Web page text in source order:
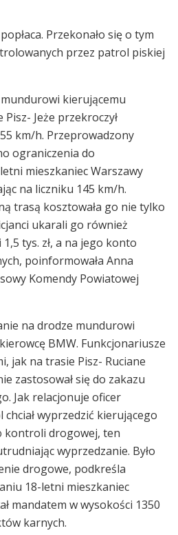
Przekonało się o tym
przez patrol piskiej
kierującemu
Jeże przekroczył
km/h. Przeprowadzony
ograniczenia do
mieszkaniec Warszawy
na liczniku 145 km/h.
trasą kosztowała go nie tylko
ukarali go również
tys. zł, a na jego konto
poinformowała Anna
Komendy Powiatowej
na drodze mundurowi
BMW. Funkcjonariusze
jak na trasie Pisz- Ruciane
zastosował się do zakazu
Jak relacjonuje oficer
wyprzedzić kierującego
kontroli drogowej, ten
wyprzedzanie. Było
drogowe, podkreśla
18-letni mieszkaniec
mandatem w wysokości 1350
karnych.